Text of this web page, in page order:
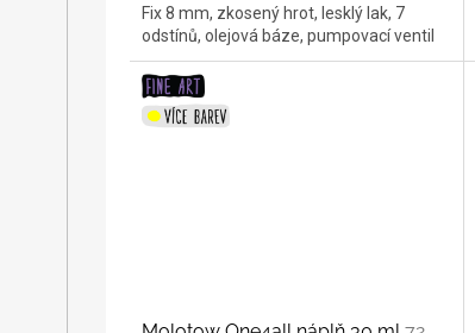
Fix 8 mm, zkosený hrot, lesklý lak, 7
odstínů, olejová báze, pumpovací ventil